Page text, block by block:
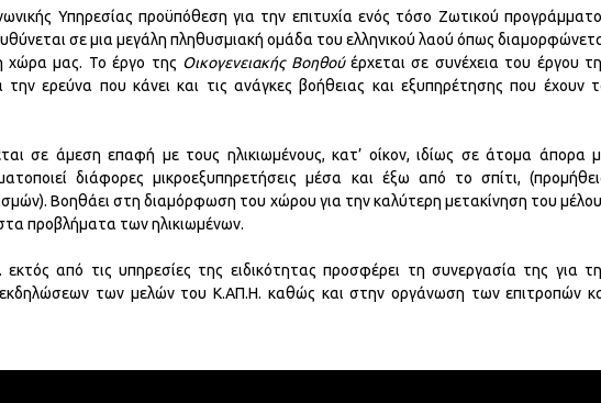
Υπηρεσίας προϋπόθεση για την επιτυχία ενός τόσο Ζωτικού
σε μια μεγάλη πληθυσμιακή ομάδα του ελληνικού λαού όπως
χώρα μας. Το έργο της Οικογενειακής Βοηθούέρχεται σε συνέχεια του έργου
ερεύνα που κάνει και τις ανάγκες βοήθειας και εξυπηρέτησης που έχουν
σε άμεση επαφή με τους ηλικιωμένους, κατ’ οίκον, ιδίως σε άτομα άπορα
διάφορες μικροεξυπηρετήσεις μέσα και έξω από το σπίτι,
Βοηθάει στη διαμόρφωση του χώρου για την καλύτερη μετακίνηση του
προβλήματα των ηλικιωμένων.
από τις υπηρεσίες της ειδικότητας προσφέρει τη συνεργασία της για
των μελών του Κ.ΑΠ.Η. καθώς και στην οργάνωση των επιτροπών